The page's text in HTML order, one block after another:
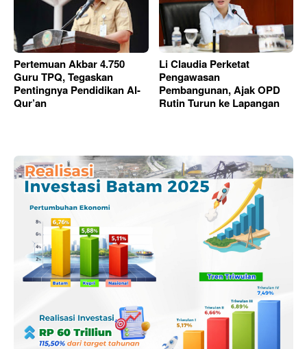
Pertemuan Akbar 4.750
Guru TPQ, Tegaskan
Pentingnya Pendidikan Al-
Qur’an
Li Claudia Perketat
Pengawasan
Pembangunan, Ajak OPD
Rutin Turun ke Lapangan